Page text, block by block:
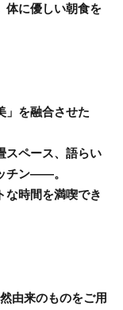
体に優しい朝食を
」を融合させた
スペース、語らい
チン――。
な時間を満喫でき
由来のものをご用